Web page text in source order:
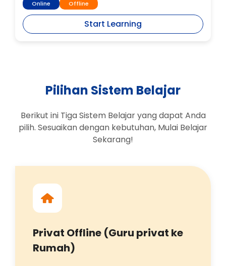
Online Offline
Start Learning
Pilihan Sistem Belajar
Berikut ini Tiga Sistem Belajar yang dapat Anda
pilih. Sesuaikan dengan kebutuhan, Mulai Belajar
Sekarang!
Privat Offline (Guru privat ke
Rumah)